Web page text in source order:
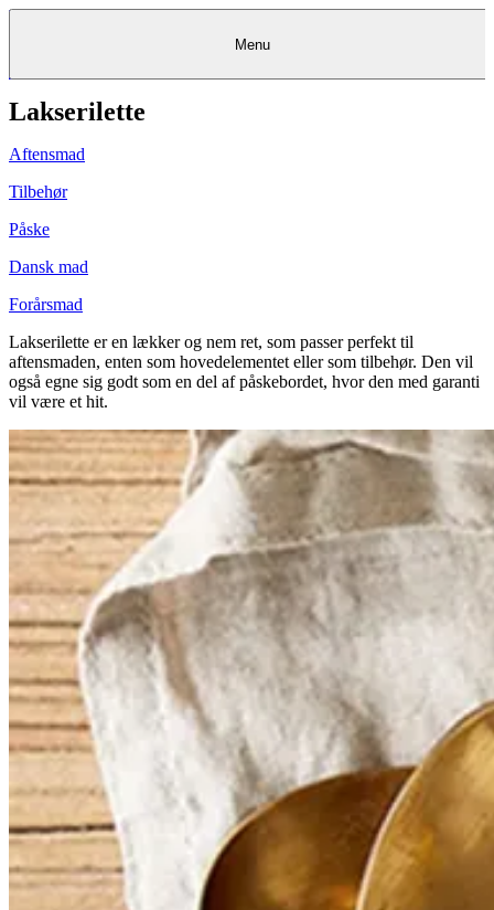
KantineKantine
Frokostordning
Catering
Madkurser
& Teambuilding
Opskrifter
RestauranterRestauranter
Bagerier
Foodservice
Detail
Projekter
rådgivning
KøbKøbgavekort
Kundeservice
Menu
Lakserilette
Aftensmad
Tilbehør
Påske
Dansk mad
Forårsmad
Lakserilette er en lækker og nem ret, som passer perfekt til
aftensmaden, enten som hovedelementet eller som tilbehør. Den vil
også egne sig godt som en del af påskebordet, hvor den med garanti
vil være et hit.